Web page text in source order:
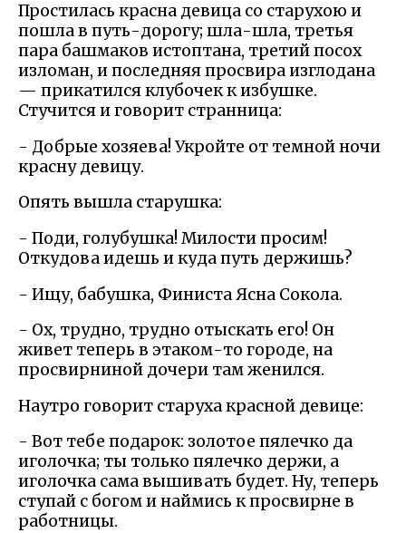
Простилась красна девица со старухою и
пошла в путь-дорогу; шла-шла, третья
пара башмаков истоптана, третий посох
изломан, и последняя просвира изглодана
— прикатился клубочек к избушке.
Стучится и говорит странница:
- Добрые хозяева! Укройте от темной ночи
красну девицу.
Опять вышла старушка:
- Поди, голубушка! Милости просим!
Откудова идешь и куда путь держишь?
- Ищу, бабушка, Финиста Ясна Сокола.
- Ох, трудно, трудно отыскать его! Он
живет теперь в этаком-то городе, на
просвирниной дочери там женился.
Наутро говорит старуха красной девице:
- Вот тебе подарок: золотое пялечко да
иголочка; ты только пялечко держи, а
иголочка сама вышивать будет. Ну, теперь
ступай с богом и наймись к просвирне в
работницы.